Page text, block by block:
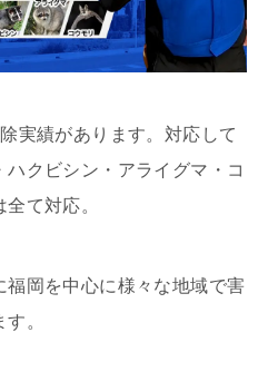
実績があります。対応して
クビシン・アライグマ・コ
て対応。
岡を中心に様々な地域で害
。